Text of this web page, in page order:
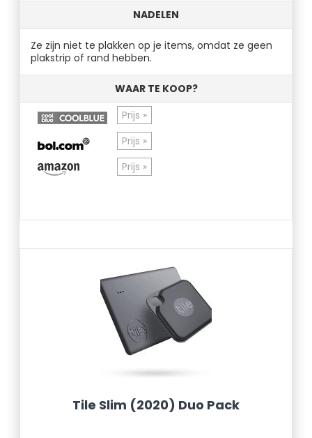
NADELEN
Ze zijn niet te plakken op je items, omdat ze geen
plakstrip of rand hebben.
WAAR TE KOOP?
Prijs »
Prijs »
Prijs »
Tile Slim (2020) Duo Pack